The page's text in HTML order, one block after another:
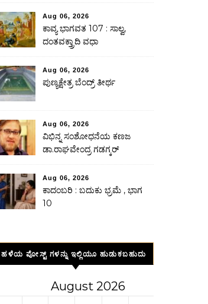
Aug 06, 2026
ಕಾವ್ಯ ಭಾಗವತ 107 : ಸಾಲ್ವ,
ದಂತವಕ್ತ್ರಾದಿ ವಧಾ
Aug 06, 2026
ಪುಣ್ಯಕ್ಷೇತ್ರ ಬೆಂದ್ರ್ ತೀರ್ಥ
Aug 06, 2026
ವಿಭಿನ್ನ ಸಂಶೋಧನೆಯ ಕಣಜ
ಡಾ.ರಾಘವೇಂದ್ರ ಗಡಗ್ಕರ್
Aug 06, 2026
ಕಾದಂಬರಿ : ಬದುಕು ಭ್ರಮೆ , ಭಾಗ
10
ಹಳೆಯ ಪೋಸ್ಟ್ ಗಳನ್ನು ಇಲ್ಲಿಯೂ ಹುಡುಕಬಹುದು
August 2026